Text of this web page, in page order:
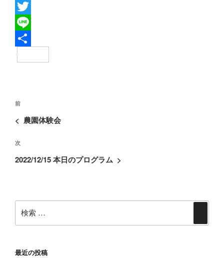
F
a
c
e
o
k
T
w
i
e
r
L
i
投
稿
ナ
ビ
ー
ン
過
去
投
稿
前
< 農園体験会
次
の
次
2022/12/15 本日のプログラム >
索:
索
最近の投稿